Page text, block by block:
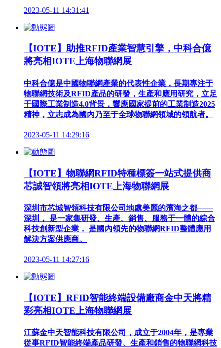
2023-05-11 14:31:41
【IOTE】助推RFID產業智慧引擎，中科合億
將亮相IOTE上海物聯網展
中科合億是中國物聯網產業的代表性企業，長期專注于
物聯網技術及RFID產品的研發，生產和應用研究，立足
于國際工業制造4.0背景，響應國家提前的工業制造2025
精神，立志成為國內乃至于全球物聯網領域的領航者。
2023-05-11 14:29:16
【IOTE】物聯網RFID特種標簽一站式提供商
芯誠智領將亮相IOTE上海物聯網展
深圳市芯城智領科技有限公司地處美麗的濱海之都——
深圳， 是一家集研發、生產、銷售、服務于一體的綜合
科技創新型企業， 是國內領先的物聯網RFID整體應用
解決方案供應商。
2023-05-11 14:27:16
【IOTE】RFID智能終端設備廠商金中天將精
彩亮相IOTE上海物聯網展
江蘇金中天智能科技有限公司，成立于2004年，是專業
從事RFID智能終端產品研發、生產和銷售的物聯網科技